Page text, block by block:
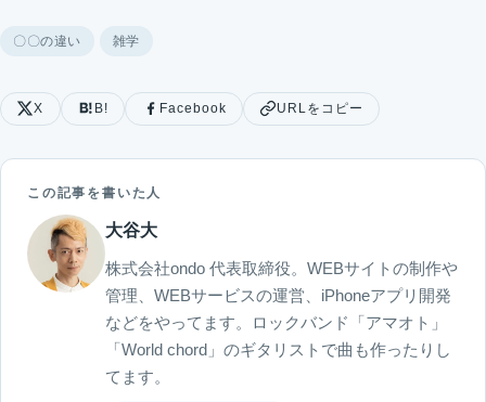
〇〇の違い 雑学
X B! Facebook URLをコピー
この記事を書いた人
大谷大
株式会社ondo 代表取締役。WEBサイトの制作や
管理、WEBサービスの運営、iPhoneアプリ開発
などをやってます。ロックバンド「アマオト」
「World chord」のギタリストで曲も作ったりし
てます。